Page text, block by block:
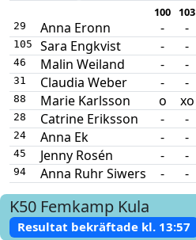
100 103
29 Anna Eronn - -
105 Sara Engkvist - -
46 Malin Weiland - -
31 Claudia Weber - -
88 Marie Karlsson o xo
28 Catrine Eriksson - -
24 Anna Ek - -
45 Jenny Rosén - -
94 Anna Ruhr Siwers - -
K50 Femkamp Kula
Resultat bekräftade kl. 13:57